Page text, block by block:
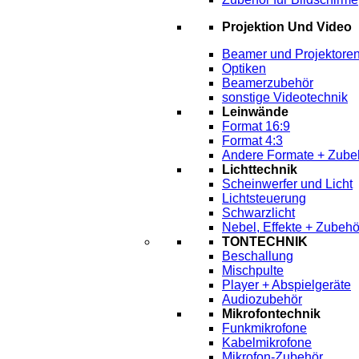
Projektion Und Video
Beamer und Projektoren
Optiken
Beamerzubehör
sonstige Videotechnik
Leinwände
Format 16:9
Format 4:3
Andere Formate +
Lichttechnik
Scheinwerfer und Licht
Lichtsteuerung
Schwarzlicht
Nebel, Effekte +
TONTECHNIK
Beschallung
Mischpulte
Player + Abspielgeräte
Audiozubehör
Mikrofontechnik
Funkmikrofone
Kabelmikrofone